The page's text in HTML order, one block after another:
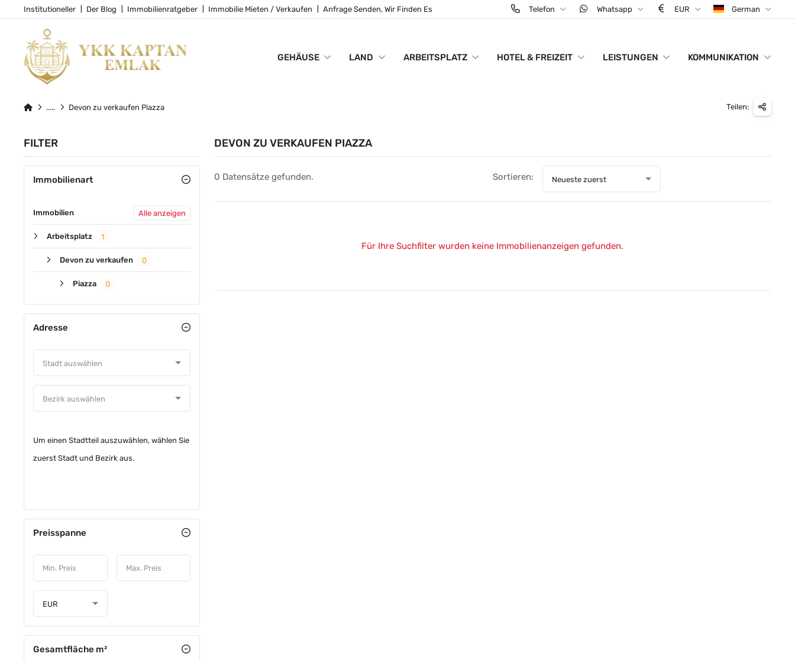
Institutioneller Der Blog Immobilienratgeber Immobilie Mieten / Verkaufen Anfrage Senden, Wir Finden Es Telefon Whatsapp EUR German
GEHÄUSE LAND ARBEITSPLATZ HOTEL & FREIZEIT LEISTUNGEN KOMMUNIKATION
Devon zu verkaufen Piazza Teilen:
FILTER
Immobilienart
Immobilien Alle anzeigen
Arbeitsplatz 1
Devon zu verkaufen 0
Piazza 0
Adresse
Um einen Stadtteil auszuwählen, wählen Sie
zuerst Stadt und Bezirk aus.
Preisspanne
EUR
Gesamtfläche m²
DEVON ZU VERKAUFEN PIAZZA
0 Datensätze gefunden. Sortieren: Neueste zuerst
Für Ihre Suchfilter wurden keine Immobilienanzeigen gefunden.